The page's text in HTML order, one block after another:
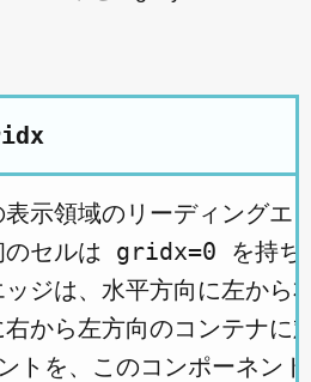
示領域のリーディングエ
のセルは gridx=0 を持ち
ジは、水平方向に左から
から左方向のコンテナ
トを、このコンポーネン